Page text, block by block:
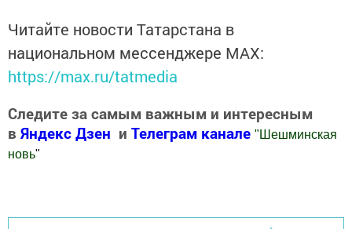
Читайте новости Татарстана в
национальном мессенджере MАХ:
https://max.ru/tatmedia
Следите за самым важным и интересным
в Яндекс Дзен и Телеграм канале "Шешминская
новь"